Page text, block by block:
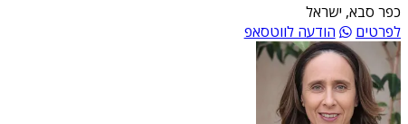
כפר סבא, ישראל
לפרטים
הודעה לווטסאפ